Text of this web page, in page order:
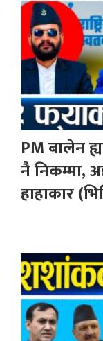
PM बालेन
नै निकम्मा,
हाहाकार